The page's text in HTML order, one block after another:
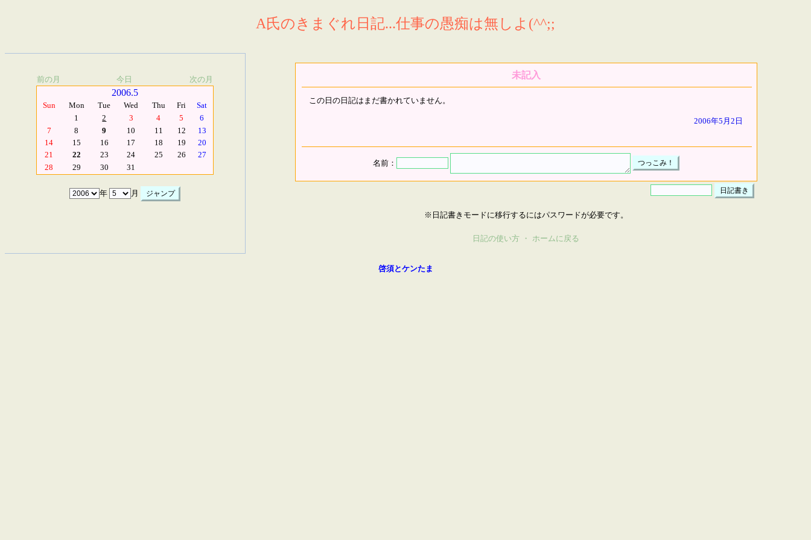
A氏のきまぐれ日記...仕事の愚痴は無しよ(^^;;
前の月 今日 次の月
2006.5
Sun Mon Tue Wed Thu Fri
Sat
1
2 3 4 5
6
7
8 9 10 11 12
13
14
15 16 17 18 19
20
21
22 23 24 25 26
27
28
29 30 31
年 月
未記入
この日の日記はまだ書かれていません。
2006年5月2日
名前：
※日記書きモードに移行するにはパスワードが必要です。
日記の使い方 ・ ホームに戻る
啓須とケンたま